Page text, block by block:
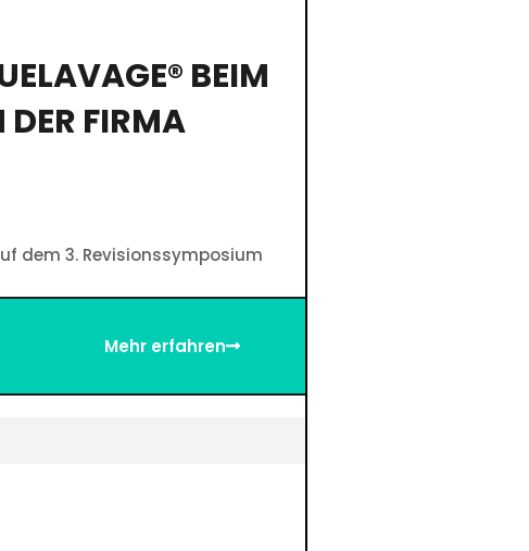
BEIM
FIRMA
dem 3. Revisionssymposium
Mehr erfahren